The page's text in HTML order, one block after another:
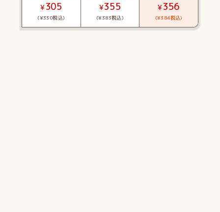
¥305
(¥330税込)
¥355
(¥383税込)
¥356
(¥384税込)